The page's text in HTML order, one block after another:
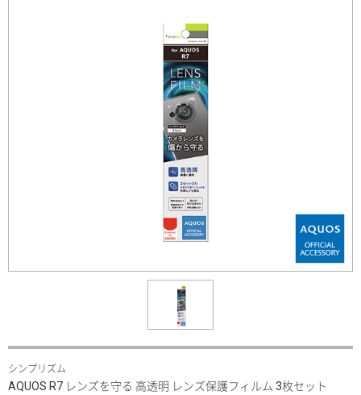
シンプリズム
AQUOS R7 レンズを守る 高透明 レンズ保護フィルム 3枚セット